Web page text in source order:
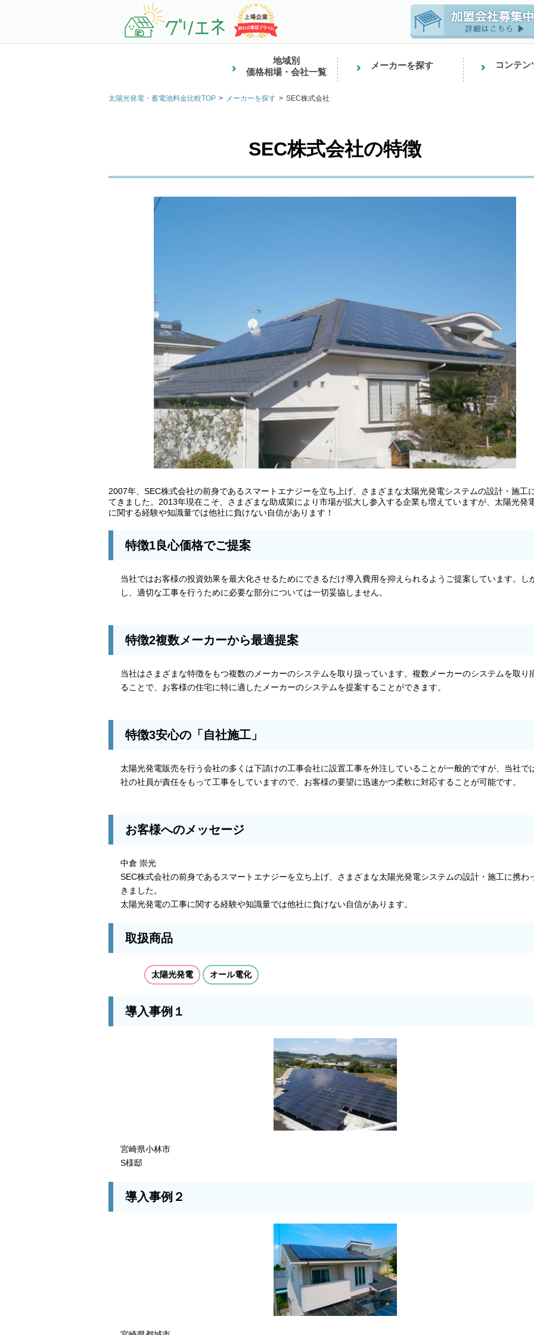
地域別
価格相場・会社一覧
メーカーを探す コンテン
太陽光発電・蓄電池料金比較TOP メーカーを探す SEC株式会社
SEC株式会社の特徴
2007年、SEC株式会社の前身であるスマートエナジーを立ち上げ、さまざまな太陽光発電システムの設計・施工
てきました。2013年現在こそ、さまざまな助成策により市場が拡大し参入する企業も増えていますが、太陽光発
に関する経験や知識量では他社に負けない自信があります！
特徴1良心価格でご提案
当社ではお客様の投資効果を最大化させるためにできるだけ導入費用を抑えられるようご提案しています。し
し、適切な工事を行うために必要な部分については一切妥協しません。
特徴2複数メーカーから最適提案
当社はさまざまな特徴をもつ複数のメーカーのシステムを取り扱っています。複数メーカーのシステムを取り
ることで、お客様の住宅に特に適したメーカーのシステムを提案することができます。
特徴3安心の「自社施工」
太陽光発電販売を行う会社の多くは下請けの工事会社に設置工事を外注していることが一般的ですが、当社で
社の社員が責任をもって工事をしていますので、お客様の要望に迅速かつ柔軟に対応することが可能です。
お客様へのメッセージ
中倉 崇光
SEC株式会社の前身であるスマートエナジーを立ち上げ、さまざまな太陽光発電システムの設計・施工に携わ
きました。
太陽光発電の工事に関する経験や知識量では他社に負けない自信があります。
取扱商品
太陽光発電 オール電化
導入事例１
宮崎県小林市
S様邸
導入事例２